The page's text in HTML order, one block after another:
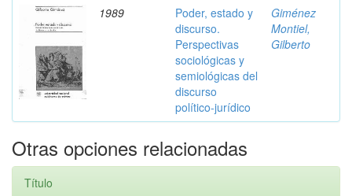
1989
Poder, estado y
discurso.
Perspectivas
sociológicas y
semiológicas del
discurso
político-jurídico
Giménez
Montiel,
Gilberto
Otras opciones relacionadas
Título